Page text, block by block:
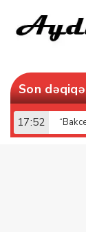
Son dəqiqə
17:52